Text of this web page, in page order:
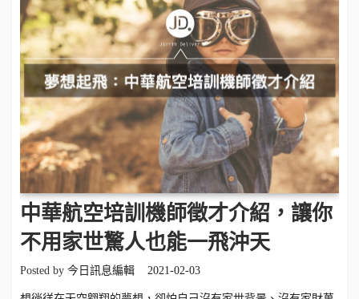
中華航空培訓機師徵才介紹，讓你
不用家世驚人也能一飛沖天
Posted by 今日訊息編輯 2021-02-03